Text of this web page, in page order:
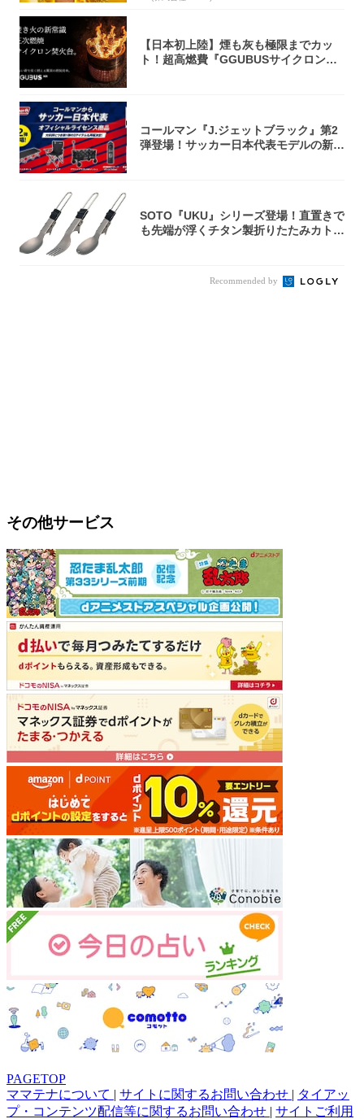
【日本初上陸】煙も灰も極限までカッ
ト！超高燃費『GGUBUSサイクロン焚
コールマン『J.ジェットブラック』第2
弾登場！サッカー日本代表モデルの新作
SOTO『UKU』シリーズ登場！直置きで
も先端が浮くチタン製折りたたみカトラ
Recommended by
その他サービス
PAGETOP
ママテナについて | サイトに関するお問い合わせ | タイアッ
プ・コンテンツ配信等に関するお問い合わせ | サイトご利用